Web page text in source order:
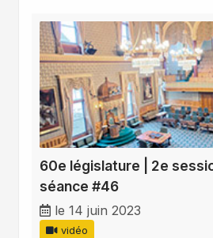
60e législature | 2e
séance #46
le 14 juin 2023
vidéo